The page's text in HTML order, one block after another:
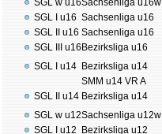
SGL w u16
SGL I u16
SGL II u16
SGL III u16
SGL I u14
SGL II u14
SGL w u12
SGL I u12
Sachsenliga u16w
Sachsenliga u16
Sachsenliga u16
Bezirksliga u16
Bezirksliga u14
SMM u14 VR A
Bezirksliga u14
Sachsenliga u12w
Bezirksliga u12